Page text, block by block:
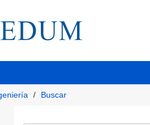
Buscar